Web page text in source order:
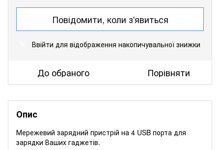
Повідомити, коли з'явиться
Ввійти для відображення накопичувальної знижки
До обраного Порівняти
Опис
Мережевий зарядний пристрій на 4 USB порта для
зарядки Ваших гаджетів.